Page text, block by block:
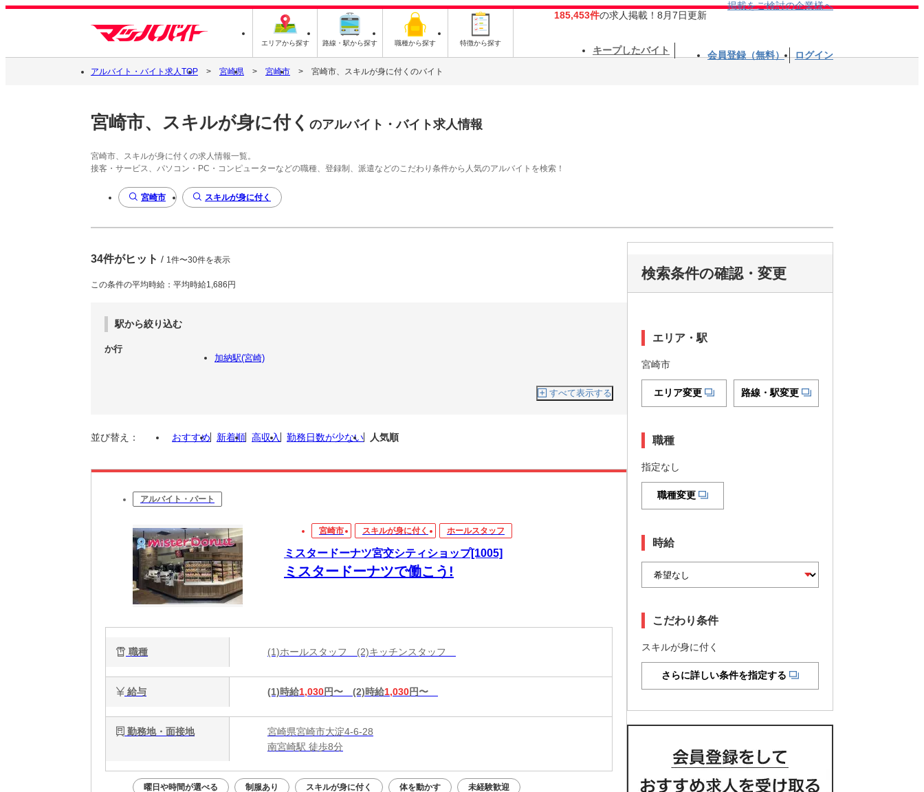
エリアから探す 路線・駅から探す 職種から探す 特徴から探す
185,453件の求人掲載！8月7日更新
掲載をご検討の企業様へ
キープしたバイト 会員登録（無料） ログイン
アルバイト・バイト求人TOP 宮崎県 宮崎市 宮崎市、スキルが身に付くのバイト
宮崎市、スキルが身に付く のアルバイト・バイト求人情報
宮崎市、スキルが身に付くの求人情報一覧。
接客・サービス、パソコン・PC・コンピューターなどの職種、登録制、派遣などのこだわり条件から人気のアルバイトを検索！
宮崎市 スキルが身に付く
34件がヒット / 1件〜30件を表示
この条件の平均時給：平均時給1,686円
駅から絞り込む
か行
加納駅(宮崎)
すべて表示する
並び替え： おすすめ 新着順 高収入 勤務日数が少ない 人気順
アルバイト・パート
宮崎市 スキルが身に付く ホールスタッフ
ミスタードーナツ宮交シティショップ[1005]
ミスタードーナツで働こう!
職種 (1)ホールスタッフ (2)キッチンスタッフ
給与 (1)時給1,030円〜 (2)時給1,030円〜
勤務地・面接地
宮崎県宮崎市大淀4-6-28
南宮崎駅 徒歩8分
曜日や時間が選べる 制服あり スキルが身に付く 体を動かす 未経験歓迎
検索条件の確認・変更
エリア・駅
宮崎市
エリア変更 路線・駅変更
職種
指定なし
職種変更
時給
こだわり条件
スキルが身に付く
さらに詳しい条件を指定する